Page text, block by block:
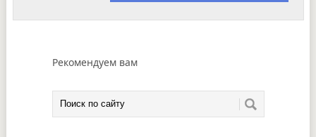
Рекомендуем вам